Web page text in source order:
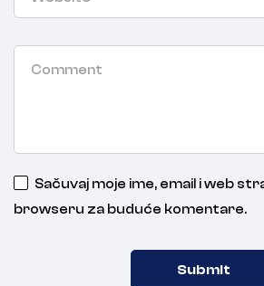
Sačuvaj moje ime, email i web
browseru za buduće komentare.